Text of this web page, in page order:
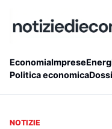
EconomiaImprese
Politica economica
NOTIZIE